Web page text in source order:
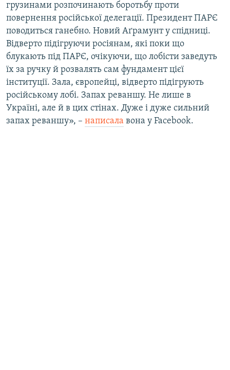
грузинами розпочинають боротьбу проти
повернення російської делегації. Президент ПАРЄ
поводиться ганебно. Новий Аґрамунт у спідниці.
Відверто підігруючи росіянам, які поки що
блукають під ПАРЄ, очікуючи, що лобісти заведуть
їх за ручку й розвалять сам фундамент цієї
інституції. Зала, європейці, відверто підігрують
російському лобі. Запах реваншу. Не лише в
Україні, але й в цих стінах. Дуже і дуже сильний
запах реваншу», – написала вона у Facebook.